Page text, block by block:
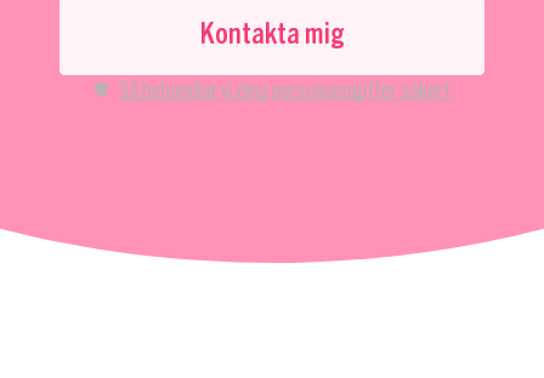
Kontakta mig
Så behandlar vi dina personuppgifter säkert